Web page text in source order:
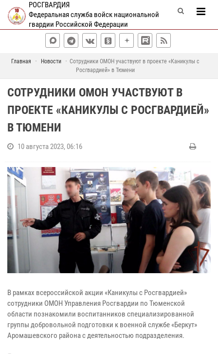
РОСГВАРДИЯ
Федеральная служба войск национальной
гвардии Российской Федерации
Главная Новости
Сотрудники ОМОН участвуют в проекте «Каникулы с
Росгвардией» в Тюмени
СОТРУДНИКИ ОМОН УЧАСТВУЮТ В
ПРОЕКТЕ «КАНИКУЛЫ С РОСГВАРДИЕЙ»
В ТЮМЕНИ
10 августа 2023, 06:16
В рамках всероссийской акции «Каникулы с Росгвардией»
сотрудники ОМОН Управления Росгвардии по Тюменской
области познакомили воспитанников специализированной
группы добровольной подготовки к военной службе «Беркут»
Аромашевского района с деятельностью подразделения.